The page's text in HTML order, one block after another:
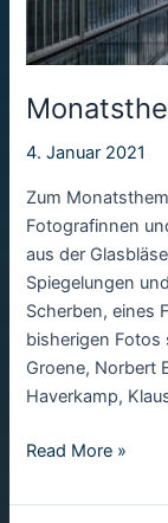
4. Januar 2021
Zum
Fotografinnen
aus der
Spiegelungen
Scherben, eines
bisherigen Fotos
Groene, Norbert
Haverkamp,
Monatsthema
Read More »